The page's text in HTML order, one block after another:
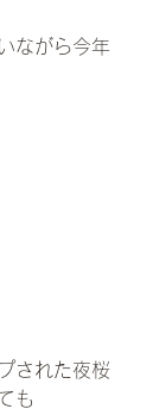
ながら今年
された夜桜
も